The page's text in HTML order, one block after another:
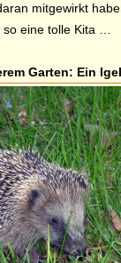
mitgewirkt
eine tolle Kita …
Garten: Ein Igel